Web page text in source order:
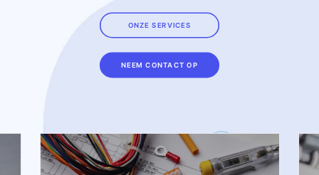
ONZE SERVICES
NEEM CONTACT OP